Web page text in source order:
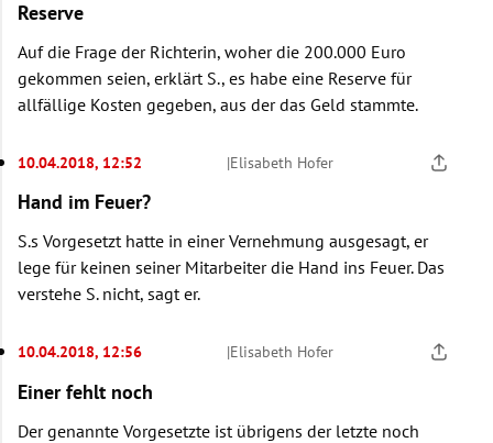
Reserve
Auf die Frage der Richterin, woher die 200.000 Euro
gekommen seien, erklärt S., es habe eine Reserve für
allfällige Kosten gegeben, aus der das Geld stammte.
10.04.2018, 12:52 |Elisabeth Hofer
Hand im Feuer?
S.s Vorgesetzt hatte in einer Vernehmung ausgesagt, er
lege für keinen seiner Mitarbeiter die Hand ins Feuer. Das
verstehe S. nicht, sagt er.
10.04.2018, 12:56 |Elisabeth Hofer
Einer fehlt noch
Der genannte Vorgesetzte ist übrigens der letzte noch